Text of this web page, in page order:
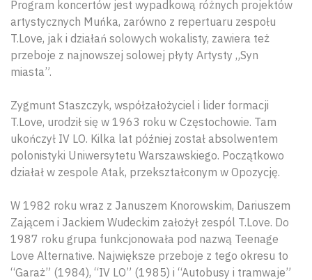
Program koncertów jest wypadkową różnych projektów
artystycznych Muńka, zarówno z repertuaru zespołu
T.Love, jak i działań solowych wokalisty, zawiera też
przeboje z najnowszej solowej płyty Artysty „Syn
miasta”.
Zygmunt Staszczyk, współzałożyciel i lider formacji
T.Love, urodził się w 1963 roku w Częstochowie. Tam
ukończył IV LO. Kilka lat później został absolwentem
polonistyki Uniwersytetu Warszawskiego. Początkowo
działał w zespole Atak, przekształconym w Opozycję.
W 1982 roku wraz z Januszem Knorowskim, Dariuszem
Zającem i Jackiem Wudeckim założył zespól T.Love. Do
1987 roku grupa funkcjonowała pod nazwą Teenage
Love Alternative. Największe przeboje z tego okresu to
“Garaż” (1984), “IV LO” (1985) i “Autobusy i tramwaje”